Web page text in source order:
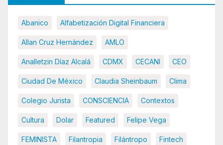
Abanico Alfabetización Digital Financiera
Allan Cruz Hernández AMLO
Analletzin Díaz Alcalá CDMX CECANI CEO
Ciudad De México Claudia Sheinbaum Clima
Colegio Jurista CONSCIENCIA Contextos
Cultura Dolar Featured Felipe Vega
FEMINISTA Filantropia Filántropo Fintech